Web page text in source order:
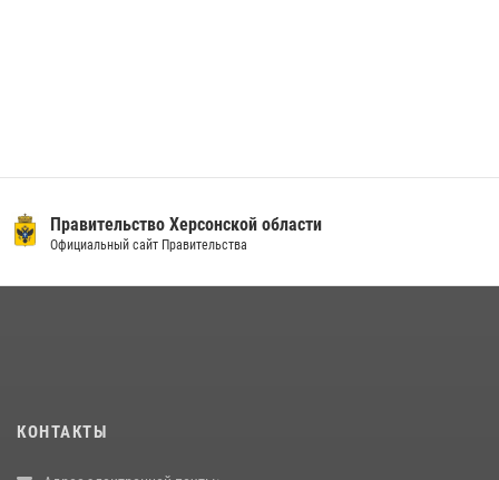
Правительство Херсонской области
Официальный сайт Правительства
КОНТАКТЫ